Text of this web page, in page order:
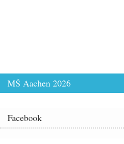
MŚ Aachen 2026
Facebook